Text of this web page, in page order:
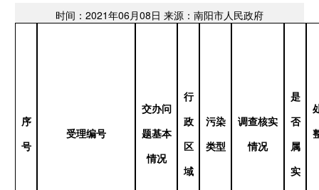
时间：2021年06月08日 来源：南阳市人民政府
序
号
受理编号
交办问
题基本
情况
行
政
区
域
污染
类型
调查核实
情况
是
否
属
实